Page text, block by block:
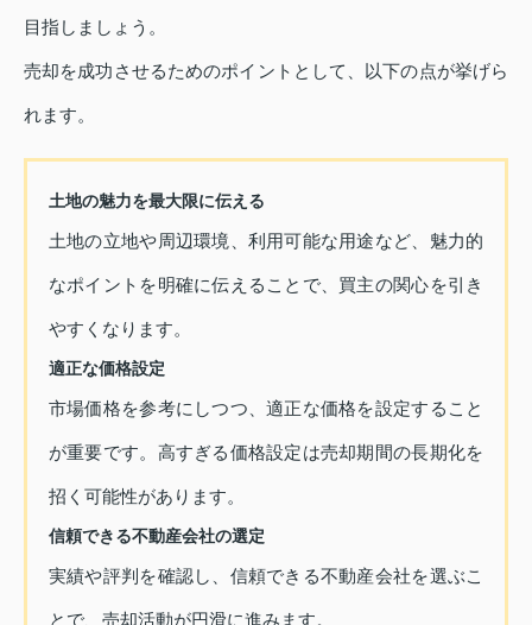
目指しましょう。
売却を成功させるためのポイントとして、以下の点が挙げら
れます。
土地の魅力を最大限に伝える
土地の立地や周辺環境、利用可能な用途など、魅力的
なポイントを明確に伝えることで、買主の関心を引き
やすくなります。
適正な価格設定
市場価格を参考にしつつ、適正な価格を設定すること
が重要です。高すぎる価格設定は売却期間の長期化を
招く可能性があります。
信頼できる不動産会社の選定
実績や評判を確認し、信頼できる不動産会社を選ぶこ
とで、売却活動が円滑に進みます。